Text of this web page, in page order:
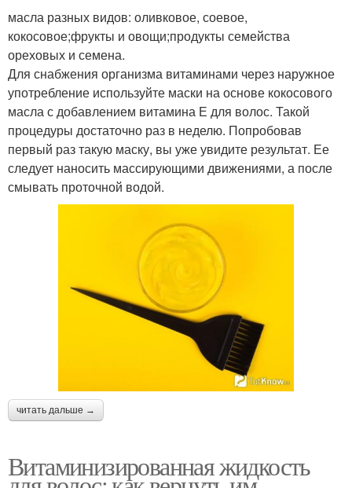
масла разных видов: оливковое, соевое,
кокосовое;фрукты и овощи;продукты семейства
ореховых и семена.
Для снабжения организма витаминами через наружное
употребление используйте маски на основе кокосового
масла с добавлением витамина Е для волос. Такой
процедуры достаточно раз в неделю. Попробовав
первый раз такую маску, вы уже увидите результат. Ее
следует наносить массирующими движениями, а после
смывать проточной водой.
читать дальше →
Витаминизированная жидкость